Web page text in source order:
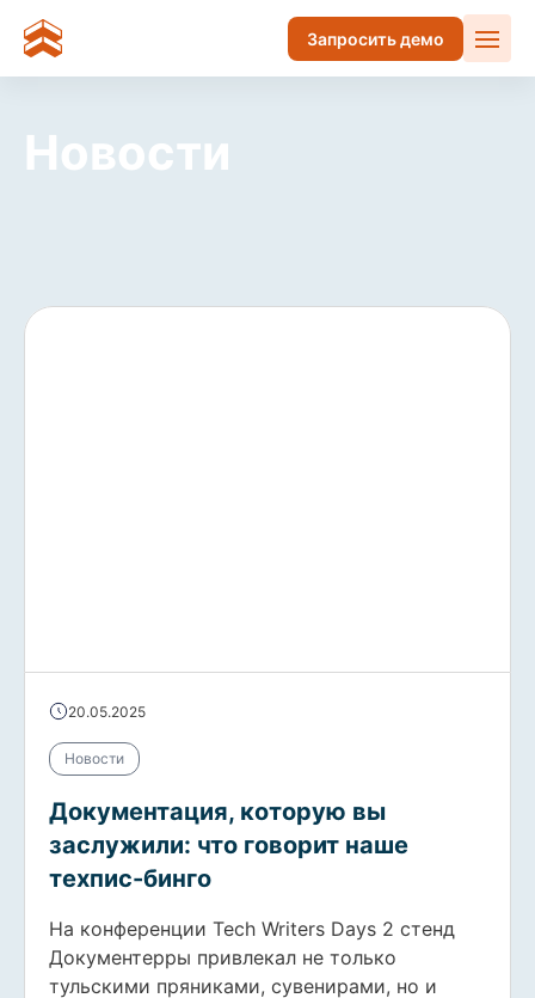
Запросить демо
Новости
20.05.2025
Новости
Документация, которую вы
заслужили: что говорит наше
техпис-бинго
На конференции Tech Writers Days 2 стенд
Документерры привлекал не только
тульскими пряниками, сувенирами, но и